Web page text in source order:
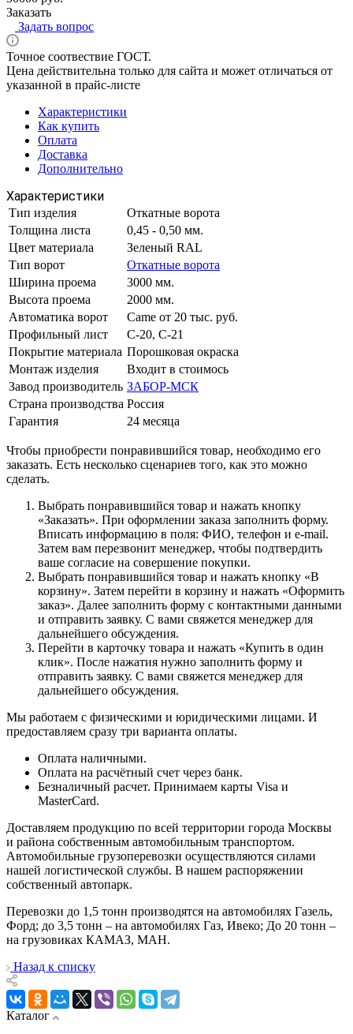
Заказать
Задать вопрос
Точное соотвествие ГОСТ.
Цена действительна только для сайта и может отличаться от
указанной в прайс-листе
Характеристики
Как купить
Оплата
Доставка
Дополнительно
Характеристики
Тип изделия
Откатные ворота
Толщина листа
0,45 - 0,50 мм.
Цвет материала
Зеленый RAL
Тип ворот
Откатные ворота
Ширина проема
3000 мм.
Высота проема
2000 мм.
Автоматика ворот
Came от 20 тыс. руб.
Профильный лист
С-20, С-21
Покрытие материала Порошковая окраска
Монтаж изделия
Входит в стоимось
Завод производитель ЗАБОР-МСК
Страна производства Россия
Гарантия
24 месяца
Чтобы приобрести понравившийся товар, необходимо его
заказать. Есть несколько сценариев того, как это можно
сделать.
Выбрать понравившийся товар и нажать кнопку
«Заказать». При оформлении заказа заполнить форму.
Вписать информацию в поля: ФИО, телефон и e-mail.
Затем вам перезвонит менеджер, чтобы подтвердить
ваше согласие на совершение покупки.
Выбрать понравившийся товар и нажать кнопку «В
корзину». Затем перейти в корзину и нажать «Оформить
заказ». Далее заполнить форму с контактными данными
и отправить заявку. С вами свяжется менеджер для
дальнейшего обсуждения.
Перейти в карточку товара и нажать «Купить в один
клик». После нажатия нужно заполнить форму и
отправить заявку. С вами свяжется менеджер для
дальнейшего обсуждения.
Мы работаем с физическими и юридическими лицами. И
предоставляем сразу три варианта оплаты.
Оплата наличными.
Оплата на расчётный счет через банк.
Безналичный расчет. Принимаем карты Visa и
MasterCard.
Доставляем продукцию по всей территории города Москвы
и района собственным автомобильным транспортом.
Автомобильные грузоперевозки осуществляются силами
нашей логистической службы. В нашем распоряжении
собственный автопарк.
Перевозки до 1,5 тонн производятся на автомобилях Газель,
Форд; до 3,5 тонн – на автомобилях Газ, Ивеко; До 20 тонн –
на грузовиках КАМАЗ, МАН.
Назад к списку
Каталог